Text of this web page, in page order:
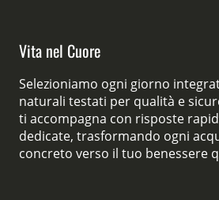
Vita nel Cuore
Selezioniamo ogni giorno
naturali testati per qualità e
ti accompagna con risposte
dedicate, trasformando ogni
concreto verso il tuo benessere